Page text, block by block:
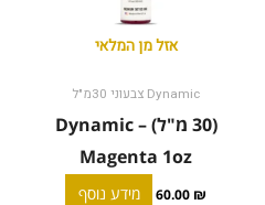
אזל מן המלאי
Dynamic צבעוני 30מ"ל
(30 מ"ל) Dynamic –
Magenta 1oz
60.00 ₪ מידע נוסף